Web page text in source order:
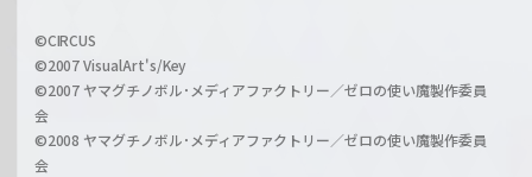
a
r
z
i
l
©CIRCUS
©2007 VisualArt's/Key
©2007 ヤマグチノボル･メディアファクトリー／ゼロの使い魔製作委員
会
©2008 ヤマグチノボル･メディアファクトリー／ゼロの使い魔製作委員
会